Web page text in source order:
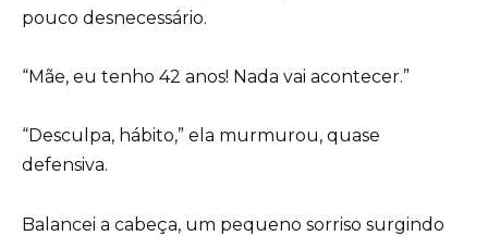
pouco desnecessário.
“Mãe, eu tenho 42 anos! Nada vai acontecer.”
“Desculpa, hábito,” ela murmurou, quase
defensiva.
Balancei a cabeça, um pequeno sorriso surgindo